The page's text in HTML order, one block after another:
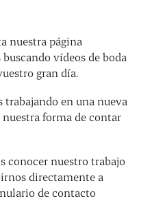
nuestra página
vídeos de boda
gran día.
en una nueva
forma de contar
conocer nuestro trabajo
directamente a
de contacto